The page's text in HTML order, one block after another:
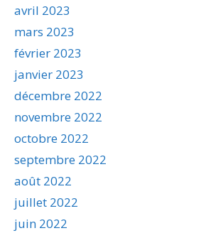
avril 2023
mars 2023
février 2023
janvier 2023
décembre 2022
novembre 2022
octobre 2022
septembre 2022
août 2022
juillet 2022
juin 2022